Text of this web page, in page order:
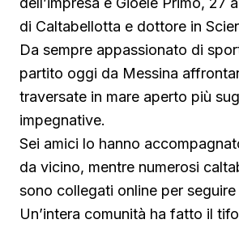
di Caltabellotta e dottore in
Da sempre appassionato di
partito oggi da Messina
traversate in mare aperto più
impegnative.
Sei amici lo hanno
da vicino, mentre numerosi
sono collegati online per seguire
Un’intera comunità ha fatto il